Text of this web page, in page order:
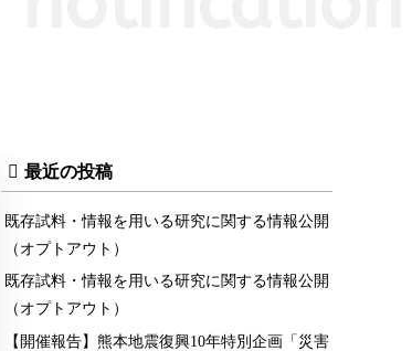
最近の投稿
既存試料・情報を用いる研究に関する情報公開
（オプトアウト）
既存試料・情報を用いる研究に関する情報公開
（オプトアウト）
【開催報告】熊本地震復興10年特別企画「災害